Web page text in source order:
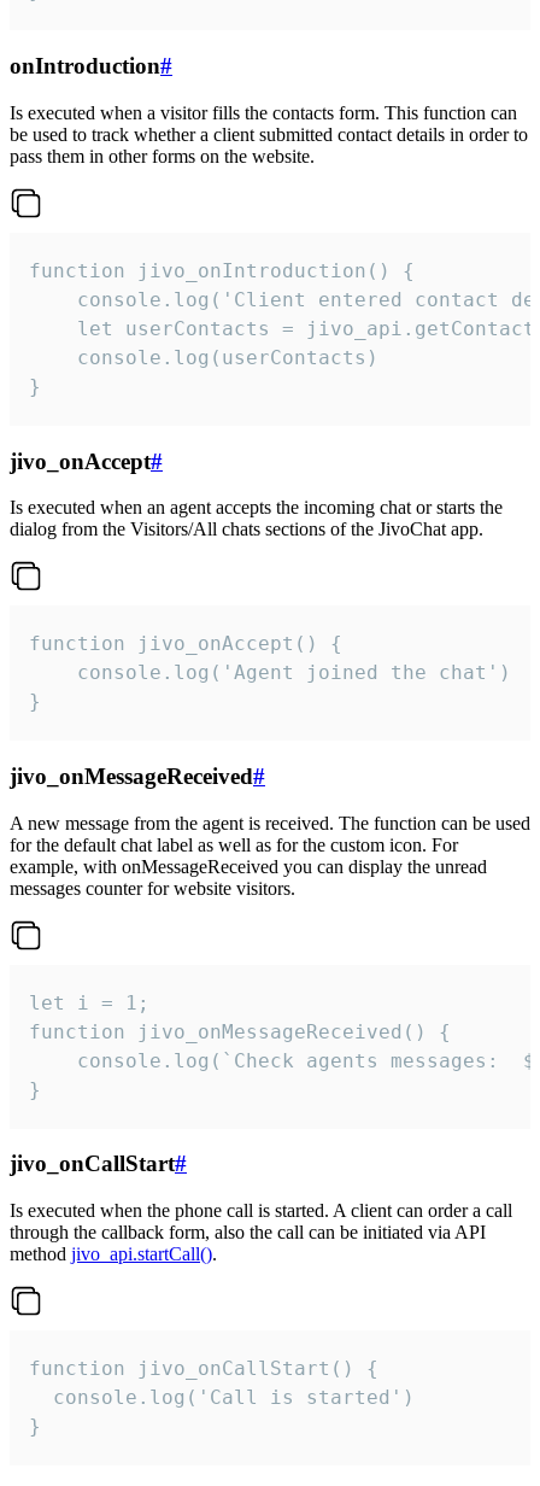
onIntroduction#
Is executed when a visitor fills the contacts form. This function can
be used to track whether a client submitted contact details in order to
pass them in other forms on the website.
function jivo_onIntroduction() {
console.log('Client entered contact
let userContacts =
    console.log(userContacts)
}
jivo_onAccept#
Is executed when an agent accepts the incoming chat or starts the
dialog from the Visitors/All chats sections of the JivoChat app.
function jivo_onAccept() {
}
jivo_onMessageReceived#
A new message from the agent is received. The function can be used
for the default chat label as well as for the custom icon. For
example, with onMessageReceived you can display the unread
messages counter for website visitors.
let i = 1;
function jivo_onMessageReceived() {
}
jivo_onCallStart#
Is executed when the phone call is started. A client can order a call
through the callback form, also the call can be initiated via API
method jivo_api.startCall().
function jivo_onCallStart() {
  console.log('Call is started')
}